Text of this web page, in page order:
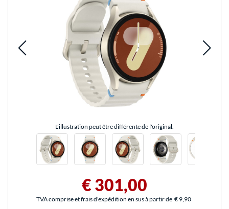
L'illustration peut être différente de l'original.
€ 301,00
TVA comprise et frais d'expédition en sus à partir de € 9,90